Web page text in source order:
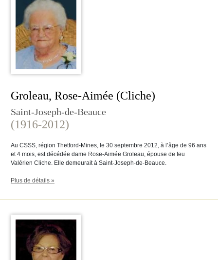
Groleau, Rose-Aimée (Cliche)
Saint-Joseph-de-Beauce
(1916-2012)
Au CSSS, région Thetford-Mines, le 30 septembre 2012, à l’âge de 96 ans
et 4 mois, est décédée dame Rose-Aimée Groleau, épouse de feu
Valérien Cliche. Elle demeurait à Saint-Joseph-de-Beauce.
Plus de détails »